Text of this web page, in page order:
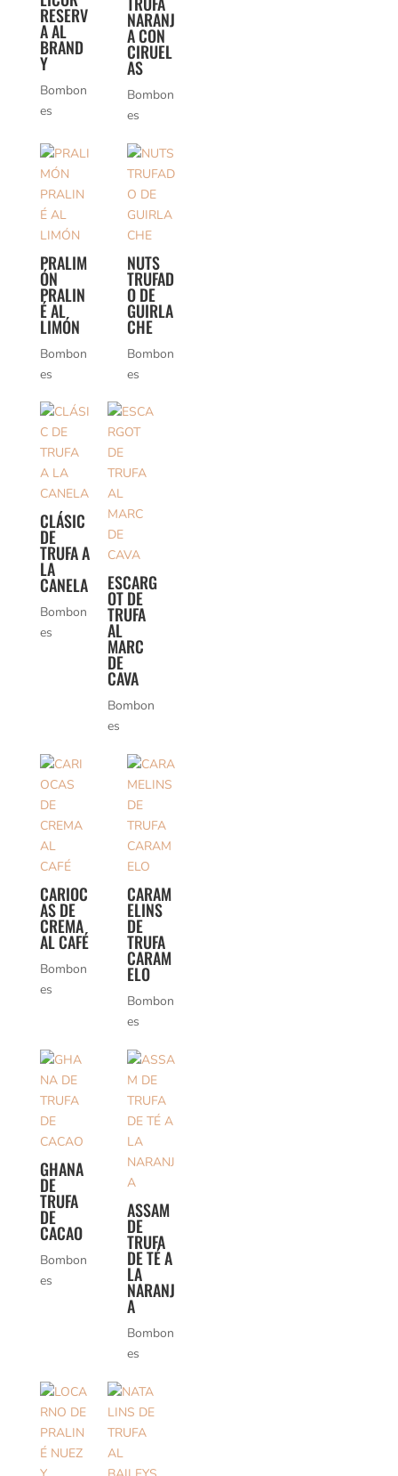
RESERV
A AL
BRAND
Y
Bombon
es
NARANJ
A CON
CIRUEL
AS
Bombon
es
PRALIM
ÓN
PRALIN
É AL
LIMÓN
Bombon
es
NUTS
TRUFAD
O DE
GUIRLA
CHE
Bombon
es
CLÁSIC
DE
TRUFA A
LA
CANELA
Bombon
es
ESCARG
OT DE
TRUFA
AL
MARC
DE
CAVA
Bombon
es
CARIOC
AS DE
CREMA
AL CAFÉ
Bombon
es
CARAM
ELINS
DE
TRUFA
CARAM
ELO
Bombon
es
GHANA
DE
TRUFA
DE
CACAO
Bombon
es
ASSAM
DE
TRUFA
DE TÉ A
LA
NARANJ
A
Bombon
es